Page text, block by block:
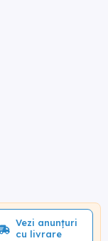
Vezi anunțuri
cu livrare